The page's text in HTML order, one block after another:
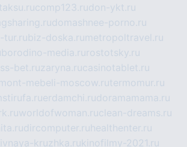
taksu.rucomp123.rudon-ykt.ru
domashnee-porno.ru
tur.rubiz-doska.ru metropoltravel.ru
borodino-media.ru rostotsky.ru
bet.ruzaryna.rucasinotablet.ru
mebeli-moscow.rutermomur.ru
erdamchi.rudoramamama.ru
worldofwoman.ruclean-dreams.ru
dircomputer.ru healthenter.ru
kruzhka.rukinofilmy-2021.ru